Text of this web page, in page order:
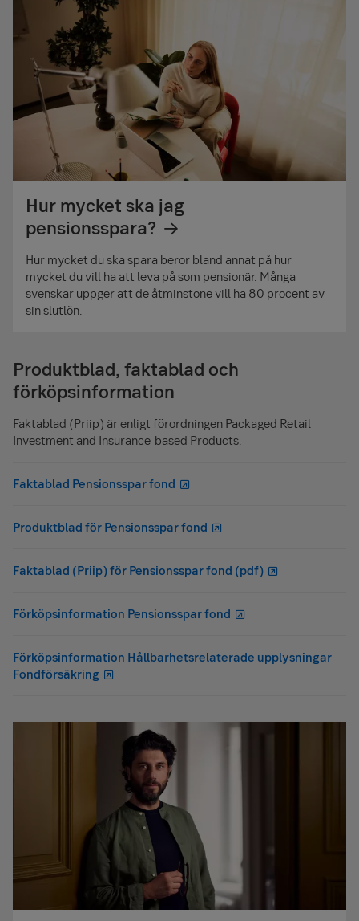
Hur mycket ska jag
pensionsspara?
Hur mycket du ska spara beror bland annat på hur
mycket du vill ha att leva på som pensionär. Många
svenskar uppger att de åtminstone vill ha 80 procent av
sin slutlön.
Produktblad, faktablad och
förköpsinformation
Faktablad (Priip) är enligt förordningen Packaged Retail
Investment and Insurance-based Products.
Faktablad Pensionsspar fond
Produktblad för Pensionsspar fond
Faktablad (Priip) för Pensionsspar fond (pdf)
Förköpsinformation Pensionsspar fond
Förköpsinformation Hållbarhetsrelaterade upplysningar
Fondförsäkring